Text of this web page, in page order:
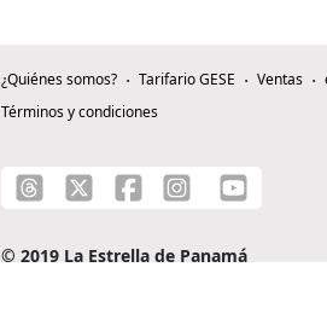
¿Quiénes somos? Tarifario GESE Ventas
Términos y condiciones
© 2019 La Estrella de Panamá